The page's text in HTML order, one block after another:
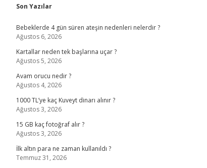
Sidebar
Son Yazılar
Bebeklerde 4 gün süren ateşin nedenleri nelerdir ?
Ağustos 6, 2026
Kartallar neden tek başlarına uçar ?
Ağustos 5, 2026
Avam orucu nedir ?
Ağustos 4, 2026
1000 TL’ye kaç Kuveyt dinarı alınır ?
Ağustos 3, 2026
15 GB kaç fotoğraf alır ?
Ağustos 3, 2026
İlk altın para ne zaman kullanıldı ?
Temmuz 31, 2026